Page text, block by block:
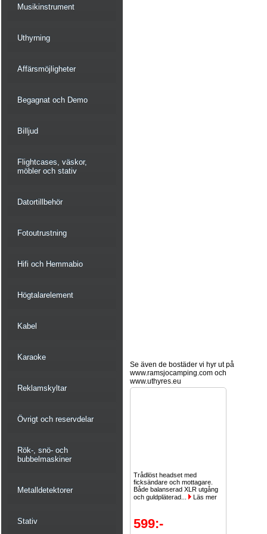
Musikinstrument
Uthyrning
Affärsmöjligheter
Begagnat och Demo
Billjud
Flightcases, väskor,
möbler och stativ
Datortillbehör
Fotoutrustning
Hifi och Hemmabio
Högtalarelement
Kabel
Karaoke
Reklamskyltar
Övrigt och reservdelar
Rök-, snö- och
bubbelmaskiner
Metalldetektorer
Stativ
Se även de bostäder vi hyr ut på
www.ramsjocamping.com och
www.uthyres.eu
Trådlöst headset med
ficksändare och mottagare.
Både balanserad XLR utgång
och guldpläterad...
Läs mer
599:-